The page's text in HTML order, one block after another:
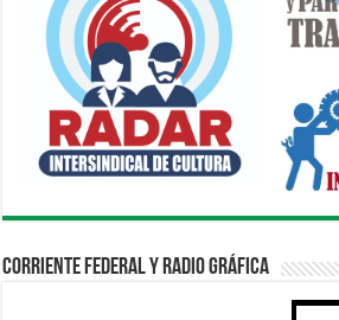
Corriente Federal y Radio Gráfica